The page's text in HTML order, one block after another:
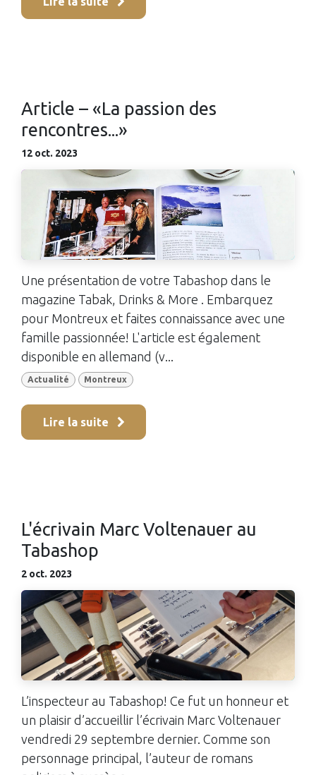
Article – «La passion des
rencontres...»
12 oct. 2023
Une présentation de votre Tabashop dans le
magazine Tabak, Drinks & More . Embarquez
pour Montreux et faites connaissance avec une
famille passionnée! L'article est également
disponible en allemand (v...
Actualité Montreux
Lire la suite
L'écrivain Marc Voltenauer au
Tabashop
2 oct. 2023
L’inspecteur au Tabashop! Ce fut un honneur et
un plaisir d’accueillir l’écrivain Marc Voltenauer
vendredi 29 septembre dernier. Comme son
personnage principal, l’auteur de romans